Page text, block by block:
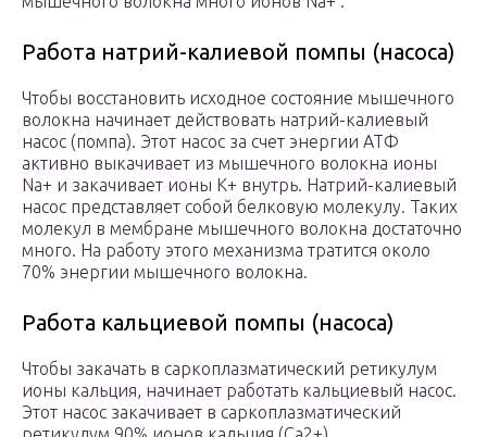
Работа натрий-калиевой помпы (насоса)
Чтобы восстановить исходное состояние мышечного
волокна начинает действовать натрий-калиевый
насос (помпа). Этот насос за счет энергии АТФ
активно выкачивает из мышечного волокна ионы
Na+ и закачивает ионы К+ внутрь. Натрий-калиевый
насос представляет собой белковую молекулу. Таких
молекул в мембране мышечного волокна достаточно
много. На работу этого механизма тратится около
70% энергии мышечного волокна.
Работа кальциевой помпы (насоса)
Чтобы закачать в саркоплазматический ретикулум
ионы кальция, начинает работать кальциевый насос.
Этот насос закачивает в саркоплазматический